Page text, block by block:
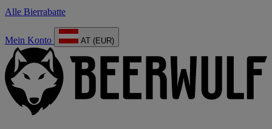
Alle Bierrabatte
Mein Konto AT (EUR)